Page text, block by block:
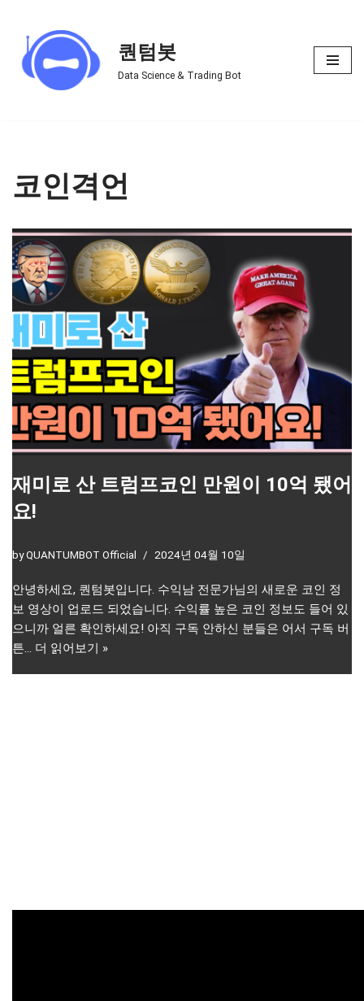
Skip
to
content
퀀텀봇
Data Science & Trading Bot
코인격언
재미로 산 트럼프코인 만원이 10억 됐어
요!
byQUANTUMBOT Official 2024년 04월 10일
안녕하세요, 퀀텀봇입니다. 수익남 전문가님의 새로운 코인 정
보 영상이 업로드 되었습니다. 수익률 높은 코인 정보도 들어 있
으니까 얼른 확인하세요! 아직 구독 안하신 분들은 어서 구독 버
튼… 더 읽어보기 »